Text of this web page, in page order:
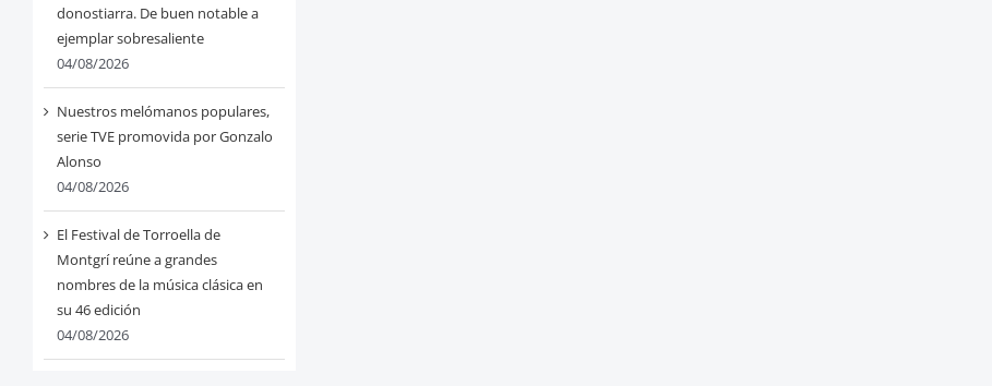
donostiarra. De buen notable a
ejemplar sobresaliente
04/08/2026
Nuestros melómanos populares,
serie TVE promovida por Gonzalo
Alonso
04/08/2026
El Festival de Torroella de
Montgrí reúne a grandes
nombres de la música clásica en
su 46 edición
04/08/2026